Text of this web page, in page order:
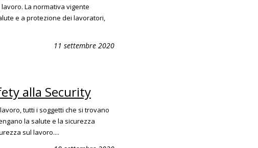
La normativa vigente
e a protezione dei lavoratori,
11 settembre 2020
alla Security
tutti i soggetti che si trovano
la salute e la sicurezza
sul lavoro....